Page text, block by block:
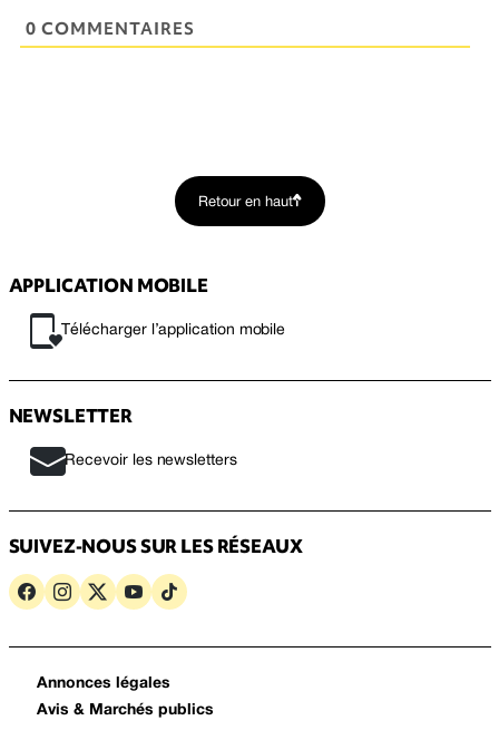
0 COMMENTAIRES
Retour en haut
APPLICATION MOBILE
Télécharger l’application mobile
NEWSLETTER
Recevoir les newsletters
SUIVEZ-NOUS SUR LES RÉSEAUX
Annonces légales
Avis & Marchés publics